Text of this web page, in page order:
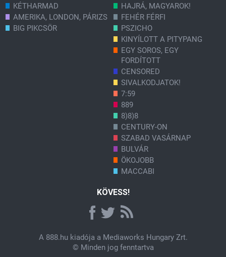
KÉTHARMAD
AMERIKA, LONDON, PÁRIZS
BIG PIKCSÖR
HAJRÁ, MAGYAROK!
FEHÉR FÉRFI
PSZICHO
KINYÍLOTT A PITYPANG
EGY SOROS, EGY
FORDÍTOTT
CENSORED
SIVALKODJATOK!
7:59
889
8)8)8
CENTURY-ON
SZABAD VASÁRNAP
BULVÁR
ÖKOJOBB
MACCABI
KÖVESS!
A 888.hukiadója a Mediaworks Hungary Zrt.
© Minden jog fenntartva